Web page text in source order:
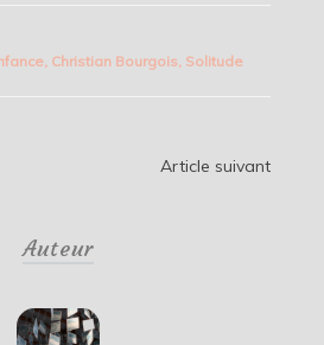
, Christian Bourgois Solitude
Article suivant
Auteur